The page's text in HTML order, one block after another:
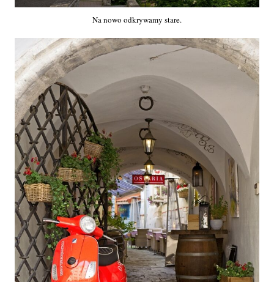
Na nowo odkrywamy stare.